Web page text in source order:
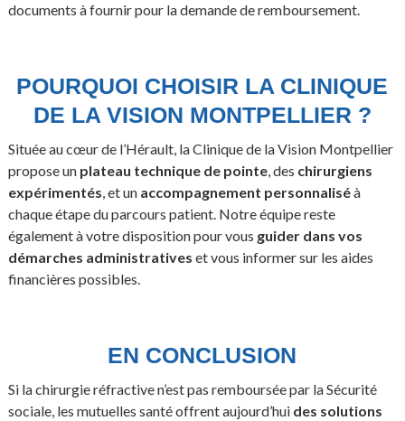
documents à fournir pour la demande de remboursement.
POURQUOI CHOISIR LA CLINIQUE
DE LA VISION MONTPELLIER ?
Située au cœur de l’Hérault, la Clinique de la Vision Montpellier
propose un plateau technique de pointe, des chirurgiens
expérimentés, et un accompagnement personnaliséà
chaque étape du parcours patient. Notre équipe reste
également à votre disposition pour vous guider dans vos
démarches administratives et vous informer sur les aides
financières possibles.
EN CONCLUSION
Si la chirurgie réfractive n’est pas remboursée par la Sécurité
sociale, les mutuelles santé offrent aujourd’hui des solutions